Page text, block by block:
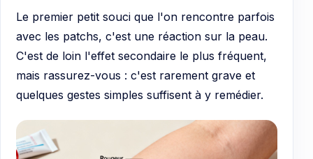
Le premier petit souci que l'on rencontre parfois
avec les patchs, c'est une réaction sur la peau.
C'est de loin l'effet secondaire le plus fréquent,
mais rassurez-vous : c'est rarement grave et
quelques gestes simples suffisent à y remédier.